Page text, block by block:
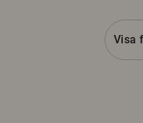
Visa